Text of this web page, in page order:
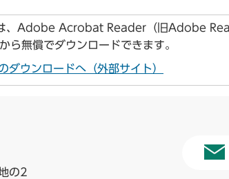
、Adobe Acrobat Reader（旧Adobe
無償でダウンロードできます。
ウンロードへ（外部サイト）
の2